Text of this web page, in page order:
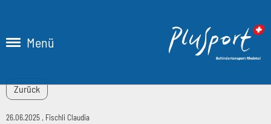
Menü
Zurück
26.06.2025 , Fischli Claudia